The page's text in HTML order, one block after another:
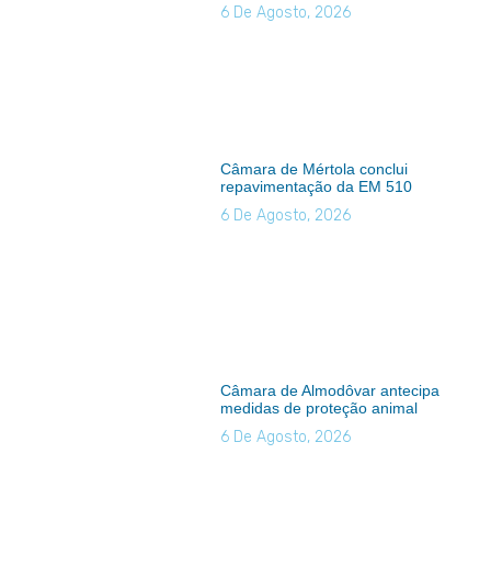
6 De Agosto, 2026
Câmara de Mértola conclui
repavimentação da EM 510
6 De Agosto, 2026
Câmara de Almodôvar antecipa
medidas de proteção animal
6 De Agosto, 2026